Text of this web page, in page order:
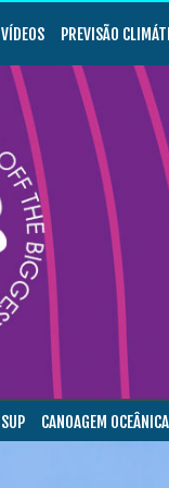
VÍDEOS PREVISÃO
SUP CANOAGEM OCEÂNICA